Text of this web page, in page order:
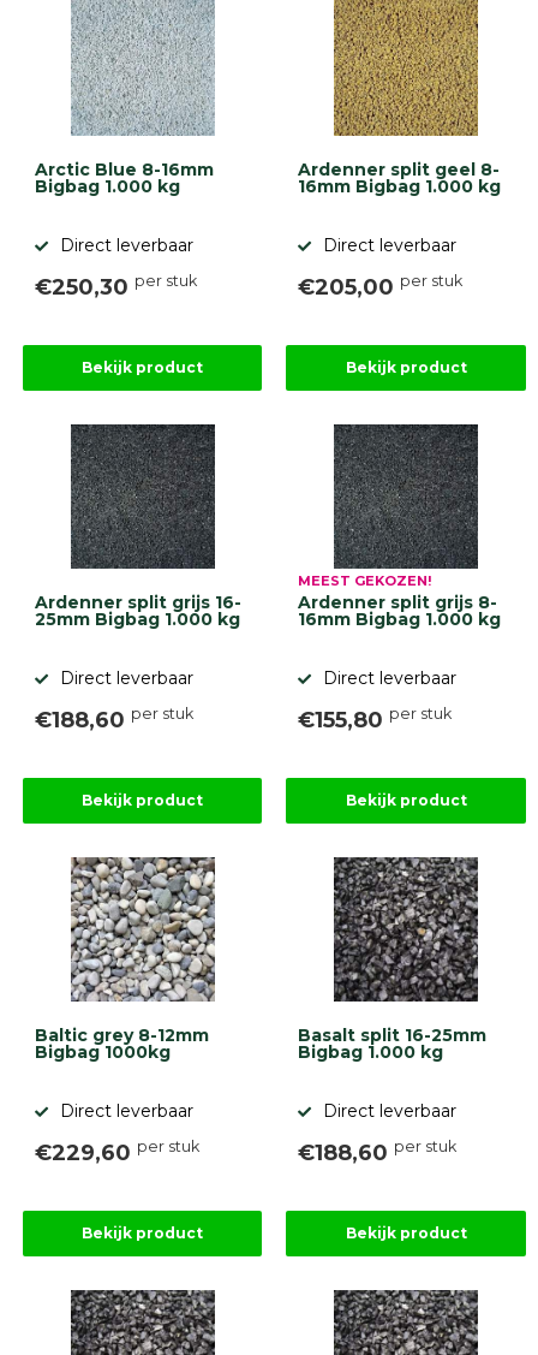
Tuinaarde
Halfverharding
Afwatering
diversen
Beplantings
betonelementen
Overig
tuinproject
Onlinebestrating.nl
9.1
gebaseerd
ervaringen
Arctic Blue 8-16mm
Bigbag 1.000 kg
Direct leverbaar
€250,30 per stuk
Bekijk product
Ardenner split geel 8-
16mm Bigbag 1.000 kg
Direct leverbaar
€205,00 per stuk
Bekijk product
Ardenner split grijs 16-
25mm Bigbag 1.000 kg
Direct leverbaar
€188,60 per stuk
Bekijk product
MEEST GEKOZEN!
Ardenner split grijs 8-
16mm Bigbag 1.000 kg
Direct leverbaar
€155,80 per stuk
Bekijk product
Baltic grey 8-12mm
Bigbag 1000kg
Direct leverbaar
€229,60 per stuk
Bekijk product
Basalt split 16-25mm
Bigbag 1.000 kg
Direct leverbaar
€188,60 per stuk
Bekijk product